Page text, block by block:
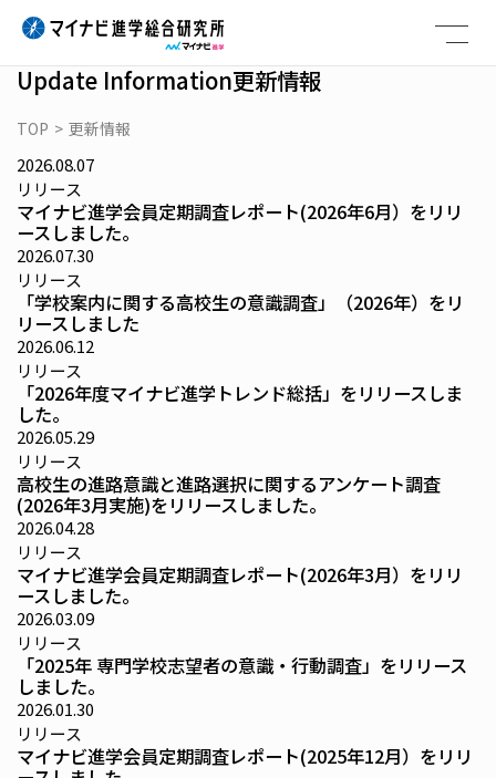
Update Information更新情報
TOP > 更新情報
2026.08.07
リリース
マイナビ進学会員定期調査レポート(2026年6月）をリリ
ースしました。
2026.07.30
リリース
「学校案内に関する高校生の意識調査」（2026年）をリ
リースしました
2026.06.12
リリース
「2026年度マイナビ進学トレンド総括」をリリースしま
した。
2026.05.29
リリース
高校生の進路意識と進路選択に関するアンケート調査
(2026年3月実施)をリリースしました。
2026.04.28
リリース
マイナビ進学会員定期調査レポート(2026年3月）をリリ
ースしました。
2026.03.09
リリース
「2025年 専門学校志望者の意識・行動調査」をリリース
しました。
2026.01.30
リリース
マイナビ進学会員定期調査レポート(2025年12月）をリリ